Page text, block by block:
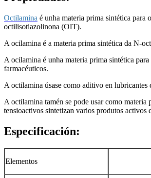
Octilamina é unha materia prima sintética para
octilisotiazolinona (OIT).
A ocilamina é a materia prima sintética da N-
A ocilamina é unha materia prima sintética
farmacéuticos.
A octilamina úsase como aditivo en lubricantes
A octilamina tamén se pode usar como materia
tensioactivos sintetizan varios produtos activos
Especificación:
Elementos